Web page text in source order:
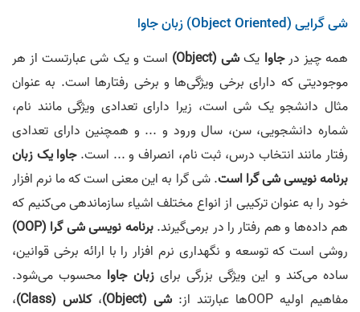
شی گرایی (Object Oriented) زبان جاوا
همه چیز درجاوا یکشی (Object)
است و یک شی عبارتست از هر
موجودیتی که دارای برخی ویژگی‌ها و برخی رفتارها است. به عنوان
مثال دانشجو یک شی است، زیرا دارای تعدادی ویژگی مانند نام،
شماره دانشجویی، سن، سال ورود و ... و همچنین دارای تعدادی
رفتار مانند انتخاب درس، ثبت نام، انصراف و ... است.جاوا یک زبان
برنامه نویسی شی گرا است. شی گرا به این معنی است که ما نرم افزار
خود را به عنوان ترکیبی از انواع مختلف اشیاء سازماندهی می‌کنیم که
هم داده‌ها و هم رفتار را در برمی‌گیرند.برنامه نویسی شی گرا (OOP)
روشی است که توسعه و نگهداری نرم افزار را با ارائه برخی قوانین،
ساده می‌کند و این ویژگی بزرگی برایزبان جاوا محسوب می‌شود.
مفاهیم اولیه OOP‌ها عبارتند از:
شی (Object) ،کلاس (Class)
،